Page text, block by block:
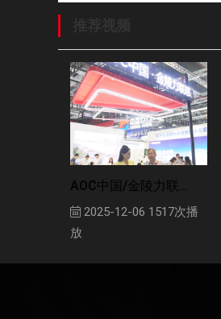
AOC中国/金陵力联...
2025-12-06 1517次播
放